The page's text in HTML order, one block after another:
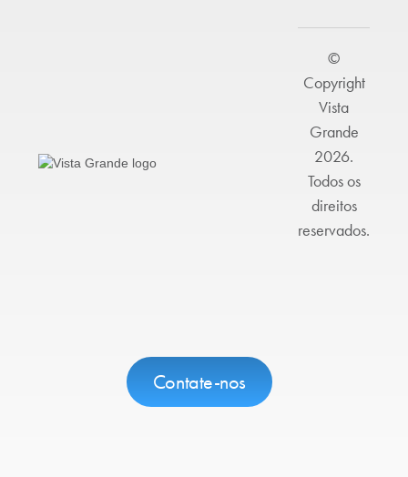
Contate-nos
©
Copyright
Vista
Grande
2026.
Todos os
direitos
reservados.